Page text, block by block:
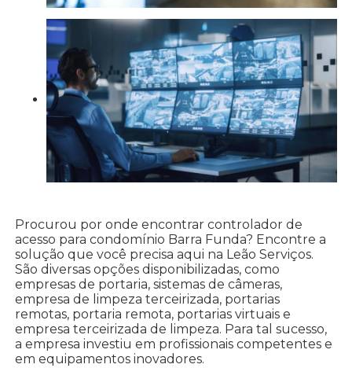
Procurou por onde encontrar controlador de
acesso para condomínio Barra Funda? Encontre a
solução que você precisa aqui na Leão Serviços.
São diversas opções disponibilizadas, como
empresas de portaria, sistemas de câmeras,
empresa de limpeza terceirizada, portarias
remotas, portaria remota, portarias virtuais e
empresa terceirizada de limpeza. Para tal sucesso,
a empresa investiu em profissionais competentes e
em equipamentos inovadores.